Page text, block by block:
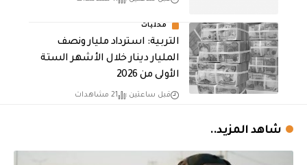
محليات
التربية: استرداد مليار ونصف
المليار دينار خلال الأشهر الستة
الأولى من 2026
قبل ساعتين 21 مشاهدات
شاهد المزيد..